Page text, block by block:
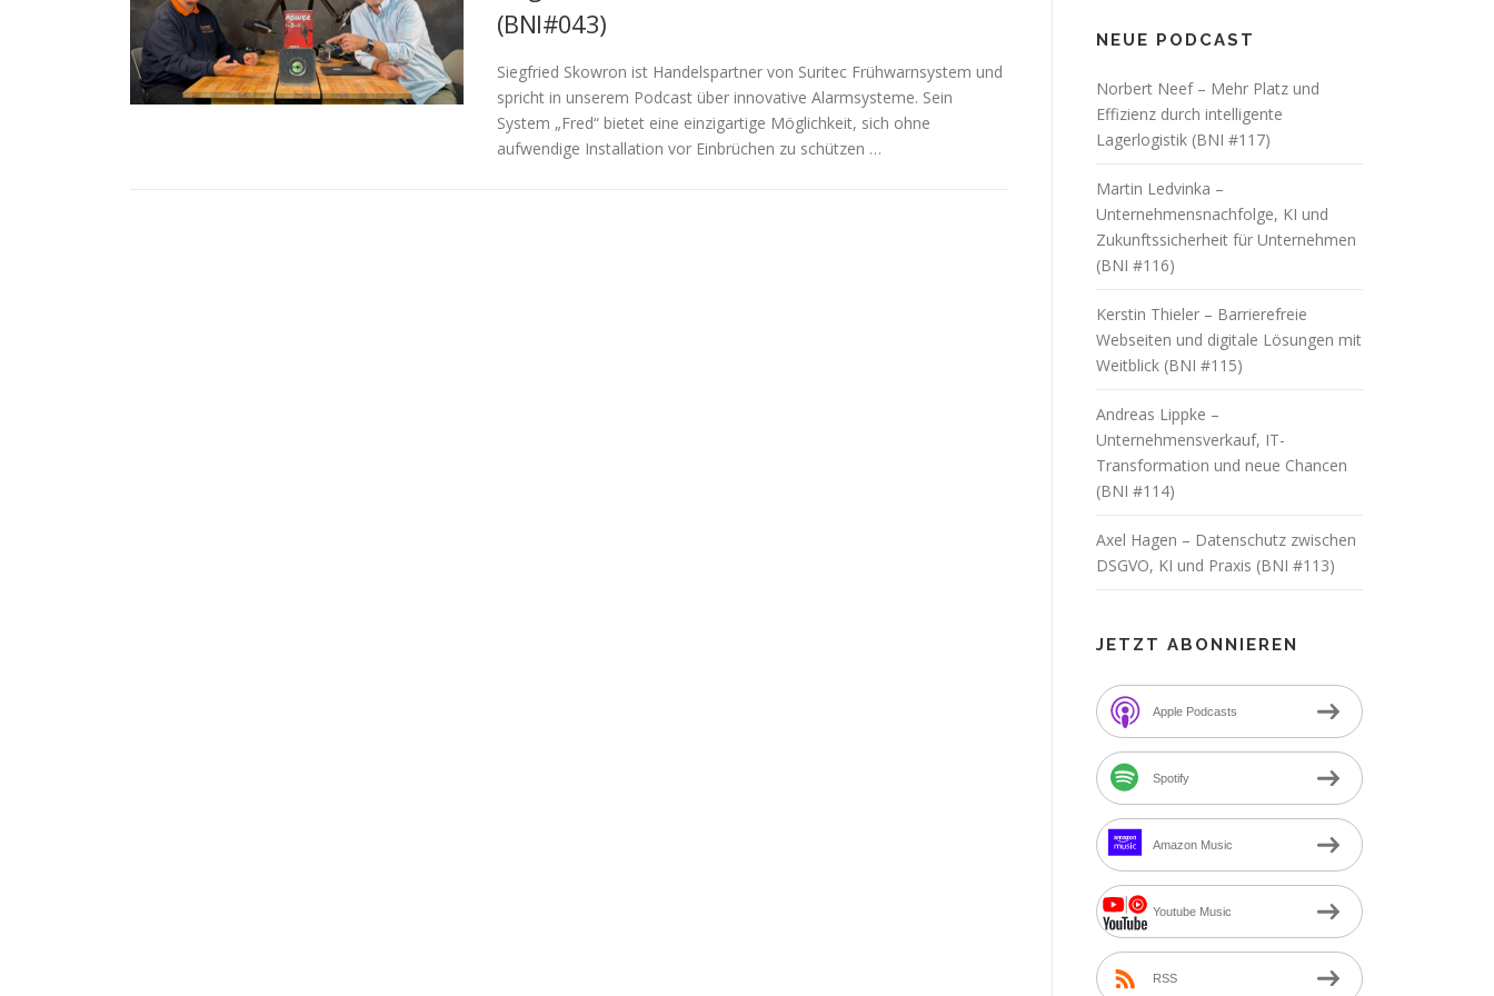
(BNI#043)
Siegfried Skowron ist Handelspartner von Suritec Frühwarnsystem und
spricht in unserem Podcast über innovative Alarmsysteme. Sein
System „Fred“ bietet eine einzigartige Möglichkeit, sich ohne
aufwendige Installation vor Einbrüchen zu schützen …
NEUE PODCAST
Norbert Neef – Mehr Platz und
Effizienz durch intelligente
Lagerlogistik (BNI #117)
Martin Ledvinka –
Unternehmensnachfolge, KI und
Zukunftssicherheit für Unternehmen
(BNI #116)
Kerstin Thieler – Barrierefreie
Webseiten und digitale Lösungen mit
Weitblick (BNI #115)
Andreas Lippke –
Unternehmensverkauf, IT-
Transformation und neue Chancen
(BNI #114)
Axel Hagen – Datenschutz zwischen
DSGVO, KI und Praxis (BNI #113)
JETZT ABONNIEREN
Apple Podcasts
Spotify
Amazon Music
Youtube Music
RSS